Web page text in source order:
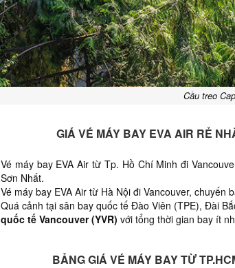
Cầu treo
GIÁ VÉ MÁY BAY EVA AIR RẺ
Vé máy bay EVA Air từ Tp. Hồ Chí Minh đi
Sơn Nhất.
Vé máy bay EVA Air từ Hà Nội đi Vancouver, chuyến
Quá cảnh tại sân bay quốc tế Đào Viên (TPE), Đài
quốc tế Vancouver (YVR) với tổng thời gian bay ít
BẢNG GIÁ VÉ MÁY BAY TỪ